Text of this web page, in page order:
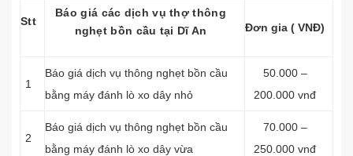
Stt
Báo giá các dịch vụ thợ thông
nghẹt bồn cầu tại Dĩ An
Đơn gia ( VNĐ)
1
Báo giá dịch vụ thông nghẹt bồn cầu
bằng máy đánh lò xo dây nhỏ
50.000 –
200.000 vnđ
2
Báo giá dịch vụ thông nghẹt bồn cầu
bằng máy đánh lò xo dây vừa
70.000 –
250.000 vnđ